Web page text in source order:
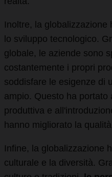
Inoltre, la globalizzazione
lo sviluppo tecnologico.
globale, le aziende sono
costantemente i propri
soddisfare le esigenze di
ampio. Questo ha
produttiva e
hanno migliorato la
Infine, la globalizzazione
culturale e la diversità.